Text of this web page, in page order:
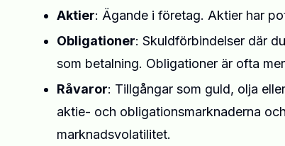
Aktier: Ägande i företag. Aktier har
Obligationer: Skuldförbindelser där
som betalning. Obligationer är ofta
Råvaror: Tillgångar som guld, olja
aktie- och obligationsmarknaderna
marknadsvolatilitet.